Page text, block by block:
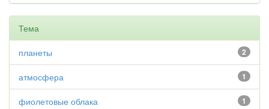
Тема
2
планеты
1
атмосфера
1
фиолетовые облака